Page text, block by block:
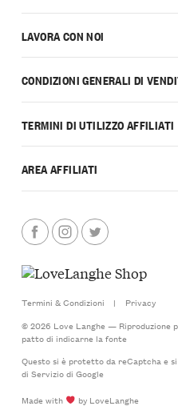
LAVORA CON NOI
CONDIZIONI GENERALI DI
TERMINI DI UTILIZZO AFFILIATI
AREA AFFILIATI
Termini & Condizioni |
Privacy
© 2026 Love Langhe — Riproduzione
patto di indicarne la fonte
Questo si è protetto da reCaptcha e
di Serviziodi Google
Made with
by LoveLanghe